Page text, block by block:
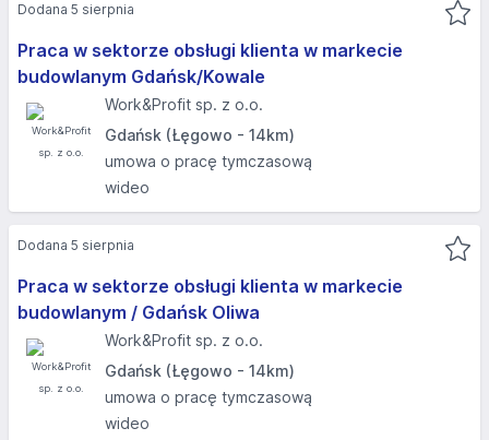
Praca w sektorze obsługi klienta w markecie
budowlanym Gdańsk/Kowale
Work&Profit sp. z o.o.
Gdańsk (Łęgowo - 14km)
umowa o pracę tymczasową
wideo
Dodana 5 sierpnia
Praca w sektorze obsługi klienta w markecie
budowlanym / Gdańsk Oliwa
Work&Profit sp. z o.o.
Gdańsk (Łęgowo - 14km)
umowa o pracę tymczasową
wideo
Dodana 5 sierpnia